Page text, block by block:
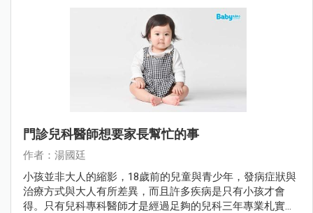
門診兒科醫師想要家長幫忙的事
作者：湯國廷
小孩並非大人的縮影，18歲前的兒童與青少年，發病症狀與
治療方式與大人有所差異，而且許多疾病是只有小孩才會
得。只有兒科專科醫師才是經過足夠的兒科三年專業札實訓